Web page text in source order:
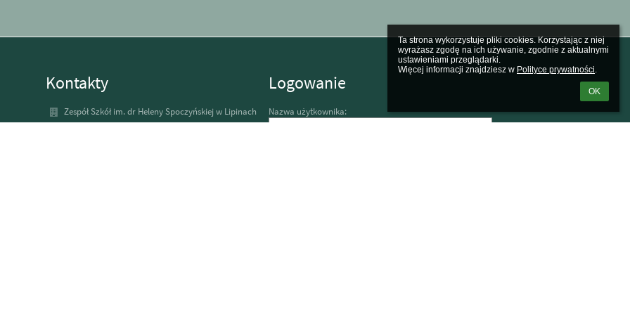
Ta strona wykorzystuje pliki cookies. Korzystając z niej
wyrażasz zgodę na ich używanie, zgodnie z aktualnymi
ustawieniami przeglądarki.
Więcej informacji znajdziesz w Polityce prywatności.
OK
Kontakty
Zespół Szkół im. dr Heleny Spoczyńskiej w Lipinach
Logowanie
Nazwa użytkownika: